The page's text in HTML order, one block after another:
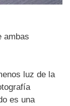
ambas
luz de la
es una